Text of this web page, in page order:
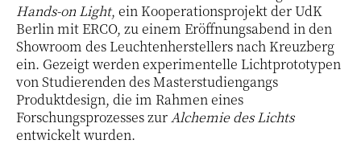
Hands-on Light, ein Kooperationsprojekt der UdK
Berlin mit ERCO, zu einem Eröffnungsabend in den
Showroom des Leuchtenherstellers nach Kreuzberg
ein. Gezeigt werden experimentelle Lichtprototypen
von Studierenden des Masterstudiengangs
Produktdesign, die im Rahmen eines
Forschungsprozesses zur Alchemie des Lichts
entwickelt wurden.